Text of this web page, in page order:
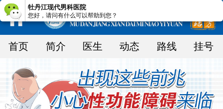
首页 简介 医生 动态 路线 挂号
牡丹江现代男科医院
您好，请问有什么可以帮助到您？